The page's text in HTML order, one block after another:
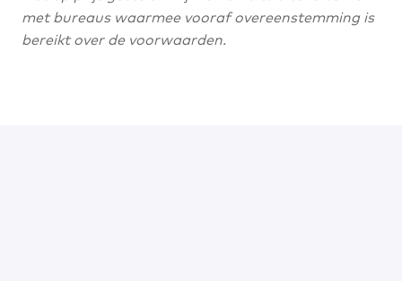
met bureaus waarmee vooraf overeenstemming is
bereikt over de voorwaarden.